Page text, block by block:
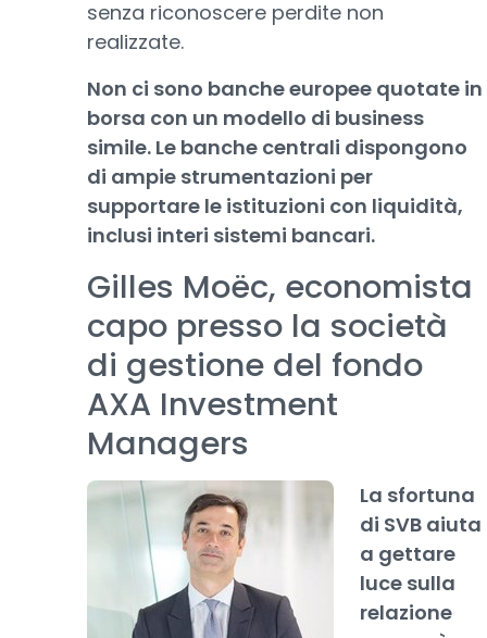
senza riconoscere perdite non
realizzate.
Non ci sono banche europee quotate in
borsa con un modello di business
simile. Le banche centrali dispongono
di ampie strumentazioni per
supportare le istituzioni con liquidità,
inclusi interi sistemi bancari.
Gilles Moëc, economista
capo presso la società
di gestione del fondo
AXA Investment
Managers
La sfortuna
di SVB aiuta
a gettare
luce sulla
relazione